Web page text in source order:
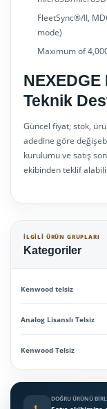
FleetSync®/II,
mode)
Maximum of
NEXEDGE
Teknik
Güncel fiyat; stok,
adedine göre
kurulumu ve satış
ekibinden teklif
İLGILI ÜRÜN GRUPLARI
Kategoriler
Kenwood telsiz
Analog Lisanslı Telsiz
Kenwood Telsiz
DOĞRU ÜRÜNÜ